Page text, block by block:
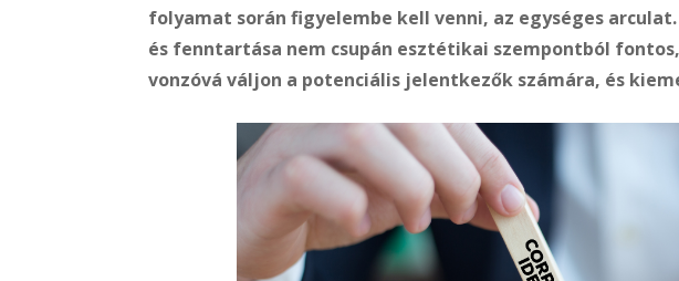
folyamat során figyelembe kell venni, az egységes
és fenntartása nem csupán esztétikai szempontból
vonzóvá váljon a potenciális jelentkezők számára, és